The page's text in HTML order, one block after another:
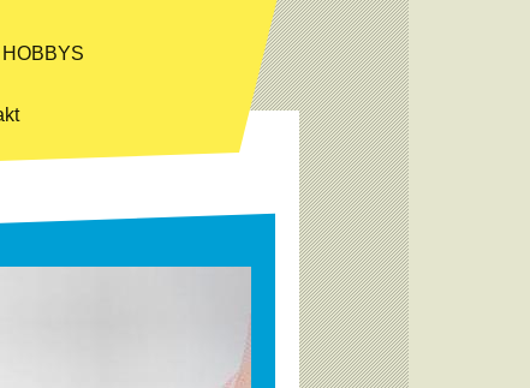
HOBBYS